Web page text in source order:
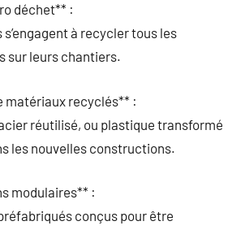
déchet** :
à recycler tous les
sur leurs chantiers.
matériaux recyclés** :
réutilisé, ou plastique transformé
les nouvelles constructions.
modulaires** :
conçus pour être